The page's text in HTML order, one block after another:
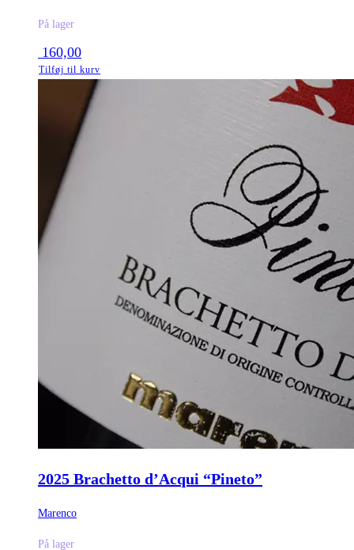
På lager
160,00
Tilføj til kurv
2025 Brachetto d’Acqui “Pineto”
Marenco
På lager